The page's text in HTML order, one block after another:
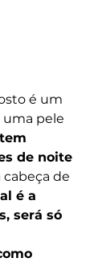
é um
pele
de noite
de
é a
será só